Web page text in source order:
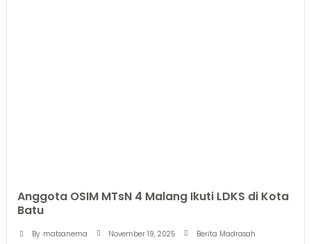
Anggota OSIM MTsN 4 Malang Ikuti LDKS di Kota
Batu
By matsanema November 19, 2025 Berita Madrasah